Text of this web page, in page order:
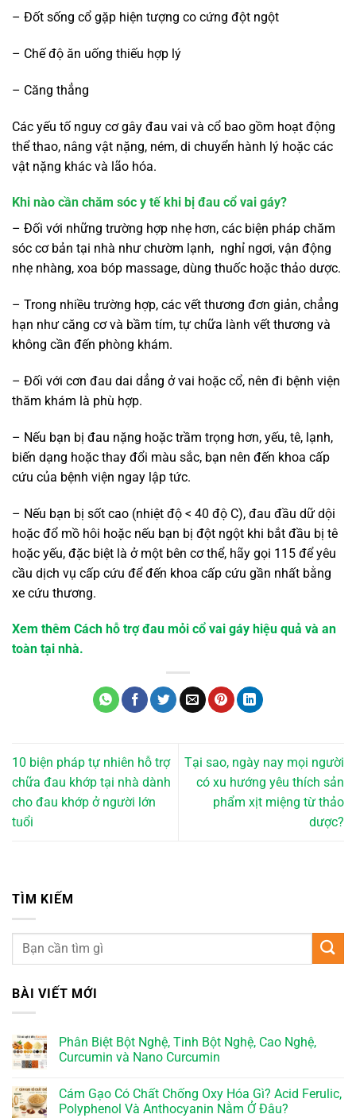
– Đốt sống cổ gặp hiện tượng co cứng đột ngột
– Chế độ ăn uống thiếu hợp lý
– Căng thẳng
Các yếu tố nguy cơ gây đau vai và cổ bao gồm hoạt động
thể thao, nâng vật nặng, ném, di chuyển hành lý hoặc các
vật nặng khác và lão hóa.
Khi nào cần chăm sóc y tế khi bị đau cổ vai gáy?
– Đối với những trường hợp nhẹ hơn, các biện pháp chăm
sóc cơ bản tại nhà như chườm lạnh, nghỉ ngơi, vận động
nhẹ nhàng, xoa bóp massage, dùng thuốc hoặc thảo dược.
– Trong nhiều trường hợp, các vết thương đơn giản, chẳng
hạn như căng cơ và bầm tím, tự chữa lành vết thương và
không cần đến phòng khám.
– Đối với cơn đau dai dẳng ở vai hoặc cổ, nên đi bệnh viện
thăm khám là phù hợp.
– Nếu bạn bị đau nặng hoặc trầm trọng hơn, yếu, tê, lạnh,
biến dạng hoặc thay đổi màu sắc, bạn nên đến khoa cấp
cứu của bệnh viện ngay lập tức.
– Nếu bạn bị sốt cao (nhiệt độ < 40 độ C), đau đầu dữ dội
hoặc đổ mồ hôi hoặc nếu bạn bị đột ngột khi bắt đầu bị tê
hoặc yếu, đặc biệt là ở một bên cơ thể, hãy gọi 115 để yêu
cầu dịch vụ cấp cứu để đến khoa cấp cứu gần nhất bằng
xe cứu thương.
Xem thêm Cách hỗ trợ đau mỏi cổ vai gáy hiệu quả và an
toàn tại nhà.
10 biện pháp tự nhiên hỗ trợ
chữa đau khớp tại nhà dành
cho đau khớp ở người lớn
tuổi
Tại sao, ngày nay mọi người
có xu hướng yêu thích sản
phẩm xịt miệng từ thảo
dược?
TÌM KIẾM
BÀI VIẾT MỚI
Phân Biệt Bột Nghệ, Tinh Bột Nghệ, Cao Nghệ,
Curcumin và Nano Curcumin
Cám Gạo Có Chất Chống Oxy Hóa Gì? Acid Ferulic,
Polyphenol Và Anthocyanin Nằm Ở Đâu?